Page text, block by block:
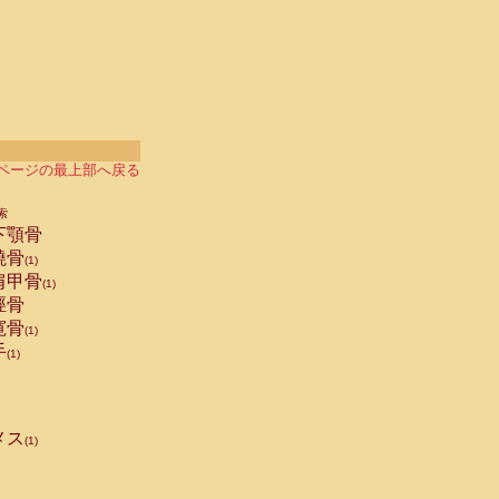
ージの最上部へ戻る
顎骨
骨(1)
甲骨(1)
骨
骨(1)
(1)
ス(1)